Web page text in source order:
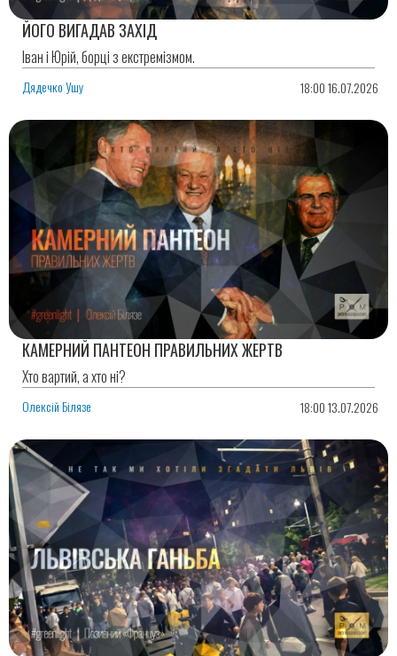
ЙОГО ВИГАДАВ ЗАХІД
Іван і Юрій, борці з екстремізмом.
Дядечко Ушу 18:00 16.07.2026
КАМЕРНИЙ ПАНТЕОН ПРАВИЛЬНИХ ЖЕРТВ
Хто вартий, а хто ні?
Олексій Білязе 18:00 13.07.2026